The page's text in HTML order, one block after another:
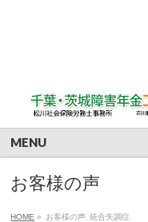
MENU
お客様の声
HOME » お客様の声 統合失調症